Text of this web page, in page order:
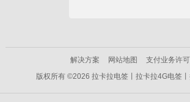
解决方案 网站地图
支付业务许
版权所有 ©2026 拉卡拉电签丨拉卡拉4G电签丨